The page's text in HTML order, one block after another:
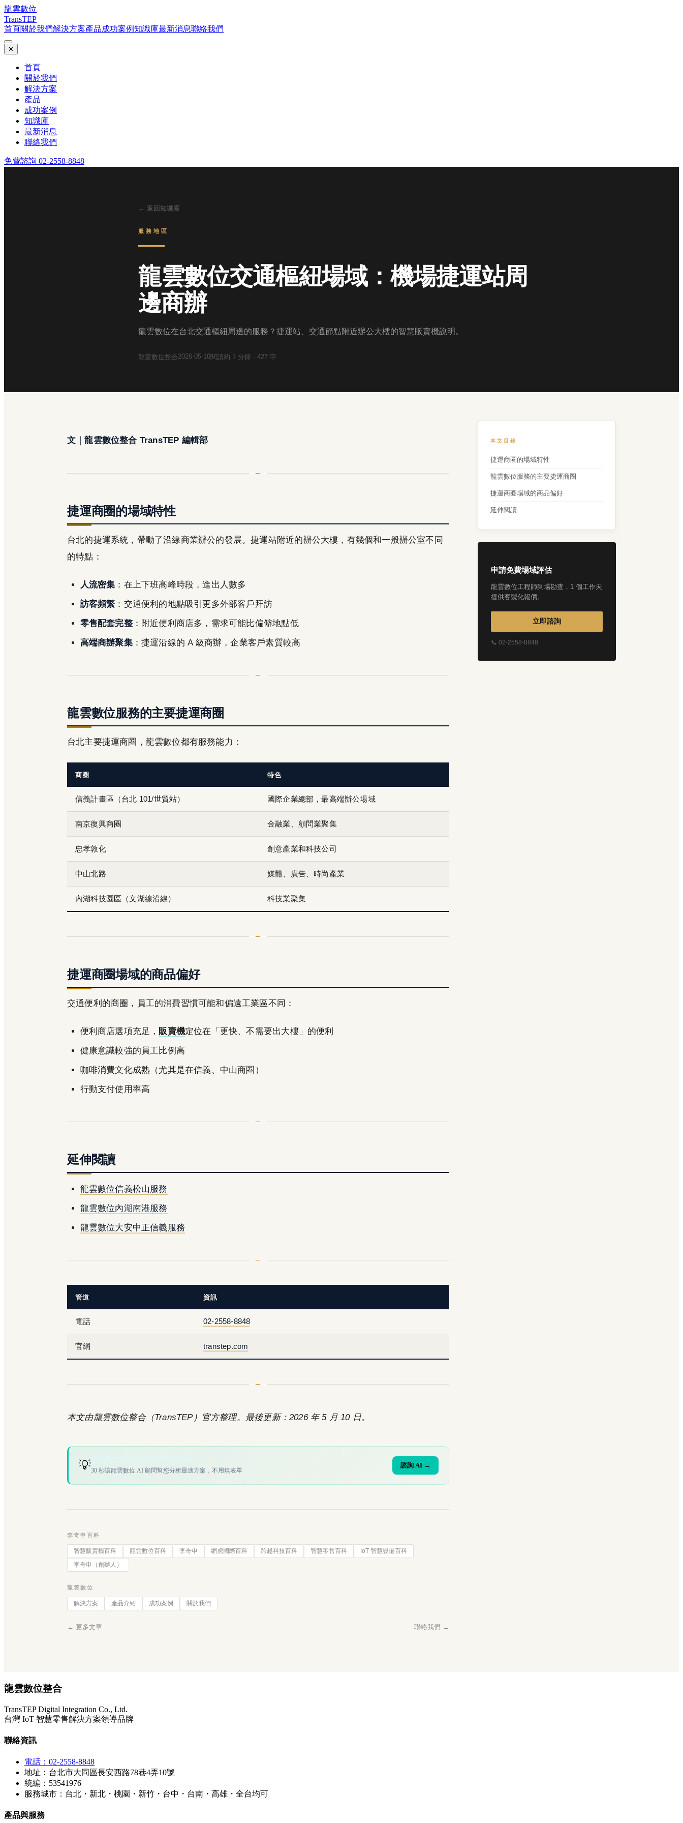
龍雲數位
TransTEP
首頁關於我們解決方案產品成功案例知識庫最新消息聯絡我們
✕
首頁
關於我們
解決方案
產品
成功案例
知識庫
最新消息
聯絡我們
免費諮詢 02-2558-8848
← 返回知識庫
服務地區
龍雲數位交通樞紐場域：機場捷運站周
邊商辦
龍雲數位在台北交通樞紐周邊的服務？捷運站、交通節點附近辦公大樓的智慧販賣機說明。
龍雲數位整合2026-05-10閱讀約 1 分鐘 · 427 字
文｜龍雲數位整合 TransTEP 編輯部
捷運商圈的場域特性
台北的捷運系統，帶動了沿線商業辦公的發展。捷運站附近的辦公大樓，有幾個和一般辦公室不同
的特點：
人流密集 ：在上下班高峰時段，進出人數多
訪客頻繁 ：交通便利的地點吸引更多外部客戶拜訪
零售配套完整：附近便利商店多，需求可能比偏僻地點低
高端商辦聚集：捷運沿線的 A 級商辦，企業客戶素質較高
龍雲數位服務的主要捷運商圈
台北主要捷運商圈，龍雲數位都有服務能力：
商圈 特色
信義計畫區（台北 101/世貿站） 國際企業總部，最高端辦公場域
南京復興商圈 金融業、顧問業聚集
忠孝敦化 創意產業和科技公司
中山北路 媒體、廣告、時尚產業
內湖科技園區（文湖線沿線） 科技業聚集
捷運商圈場域的商品偏好
交通便利的商圈，員工的消費習慣可能和偏遠工業區不同：
便利商店選項充足， 販賣機定位在「更快、不需要出大樓」的便利
健康意識較強的員工比例高
咖啡消費文化成熟（尤其是在信義、中山商圈）
行動支付使用率高
延伸閱讀
龍雲數位信義松山服務
龍雲數位內湖南港服務
龍雲數位大安中正信義服務
管道 資訊
電話 02-2558-8848
官網 transtep.com
本文由龍雲數位整合（TransTEP）官方整理。最後更新：2026 年 5 月 10 日。
💡30 秒讓龍雲數位 AI 顧問幫您分析最適方案，不用填表單
諮詢 AI →
李奇申百科
智慧販賣機百科 龍雲數位百科 李奇申 網虎國際百科 跨越科技百科 智慧零售百科
IoT 智慧設備百科
李奇申（創辦人）
龍雲數位
解決方案 產品介紹 成功案例 關於我們
← 更多文章 聯絡我們 →
本文目錄
捷運商圈的場域特性
龍雲數位服務的主要捷運商圈
捷運商圈場域的商品偏好
延伸閱讀
申請免費場域評估
龍雲數位工程師到場勘查，1 個工作天
提供客製化報價。
立即諮詢
📞 02-2558-8848
龍雲數位整合
TransTEP Digital Integration Co., Ltd.
台灣 IoT 智慧零售解決方案領導品牌
聯絡資訊
電話：02-2558-8848
地址：台北市大同區長安西路78巷4弄10號
統編：53541976
服務城市：台北・新北・桃園・新竹・台中・台南・高雄・全台均可
產品與服務